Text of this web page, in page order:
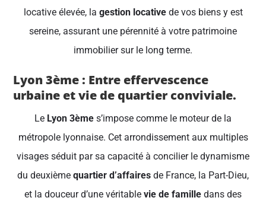
locative élevée, la gestion locativede vos biens y est
sereine, assurant une pérennité à votre patrimoine
immobilier sur le long terme.
Lyon 3ème : Entre effervescence
urbaine et vie de quartier conviviale.
Le Lyon 3ème s’impose comme le moteur de la
métropole lyonnaise. Cet arrondissement aux multiples
visages séduit par sa capacité à concilier le dynamisme
du deuxième quartier d’affaires de France, la Part-Dieu,
et la douceur d’une véritable vie de famille dans des